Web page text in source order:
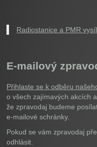
Radiostanice a PMR
E-mailový
Přihlaste se k odběru
o všech zajímavých akcích
že zpravodaj budeme
e-mailové schránky.
Pokud se vám zpravodaj
odhlásit.